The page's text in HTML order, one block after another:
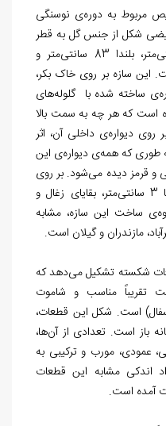
مربوط به دورهی نوسنگی
شکل از جنس گل به قطر
متر، بلندا 83 سانتی
متر و
این سازه بر روی خاک بکر،
ی ساخته شده با گلولههای
است که هر چه به سمت بالا
روی دیوارهی داخلی آن، اثر
طوری که همهی دیوارهی این
و قرمز دیده میشود. بر روی
متر، بقایای زغال و
ی ساخت این سازه، مشابه
مازندران و گیلان است.
شکسته تشکیل میدهد که
تقریباً مناسب و شاموت
است. شکل این قطعات،
باز است. تعدادی از آنها،
عمودی، مورب و ترکیبی به
اندکی مشابه این قطعات
آمده است.